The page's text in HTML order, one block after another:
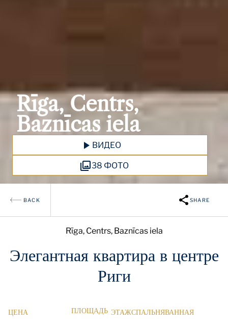
Rīga, Centrs,
Baznīcas iela
ВИДЕО
38 ФОТО
BACK SHARE
Rīga, Centrs, Baznīcas iela
Элегантная квартира в центре
Риги
ЦЕНА ПЛОЩАДЬ ЭТАЖСПАЛЬНЯВАННАЯ